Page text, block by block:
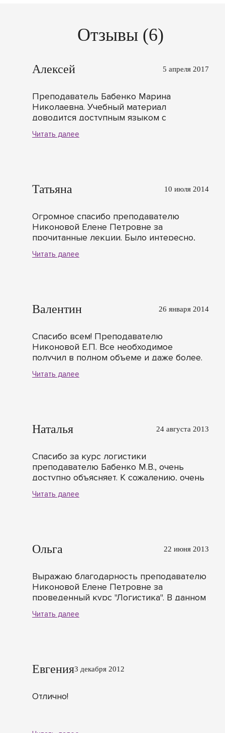
Отзывы (6)
Алексей 5 апреля 2017
Преподаватель Бабенко Марина
Николаевна. Учебный материал
доводится доступным языком с
материала. Много примеров из практики.
организационные вопросы решаются
пожелания обучающихся.
Читать далее
Татьяна 10 июля 2014
Огромное спасибо преподавателю
Никоновой Елене Петровне за
прочитанные лекции. Было интересно,
лекции были построены в форме
Читать далее
Валентин 26 января 2014
Спасибо всем! Преподавателю
Никоновой Е.П. Все необходимое
получил в полном объеме и даже более.
Читать далее
Наталья 24 августа 2013
Спасибо за курс логистики
преподавателю Бабенко М.В., очень
доступно объясняет. К сожалению, очень
изучения, но даже за это время узнала
Читать далее
Ольга 22 июня 2013
Выражаю благодарность преподавателю
Никоновой Елене Петровне за
проведенный курс "Логистика". В данном
исчерпывающая информация. Т.к.
Читать далее
Евгения3 декабря 2012
Отлично!